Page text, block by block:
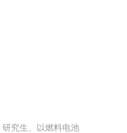
究生、以燃料电池